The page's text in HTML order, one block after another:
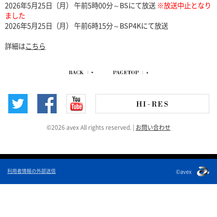
2026年5月25日（月） 午前5時00分～BSにて放送 ※放送中止となり
ました
2026年5月25日（月） 午前6時15分～BSP4Kにて放送
詳細はこちら
©2026 avex All rights reserved. お問い合わせ
利用者情報の外部送信 ©avex